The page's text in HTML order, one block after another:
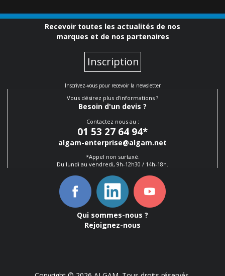
Recevoir toutes les actualités de nos
marques et de nos partenaires
Inscription
Inscrivez-vous pour recevoir la newsletter
Vous désirez plus d'informations ?
Besoin d'un devis ?
Contactez nous au :
01 53 27 64 94*
algam-enterprise@algam.net
*Appel non surtaxé.
Du lundi au vendredi, 9h-12h30 / 14h-18h.
Qui sommes-nous ?
Rejoignez-nous